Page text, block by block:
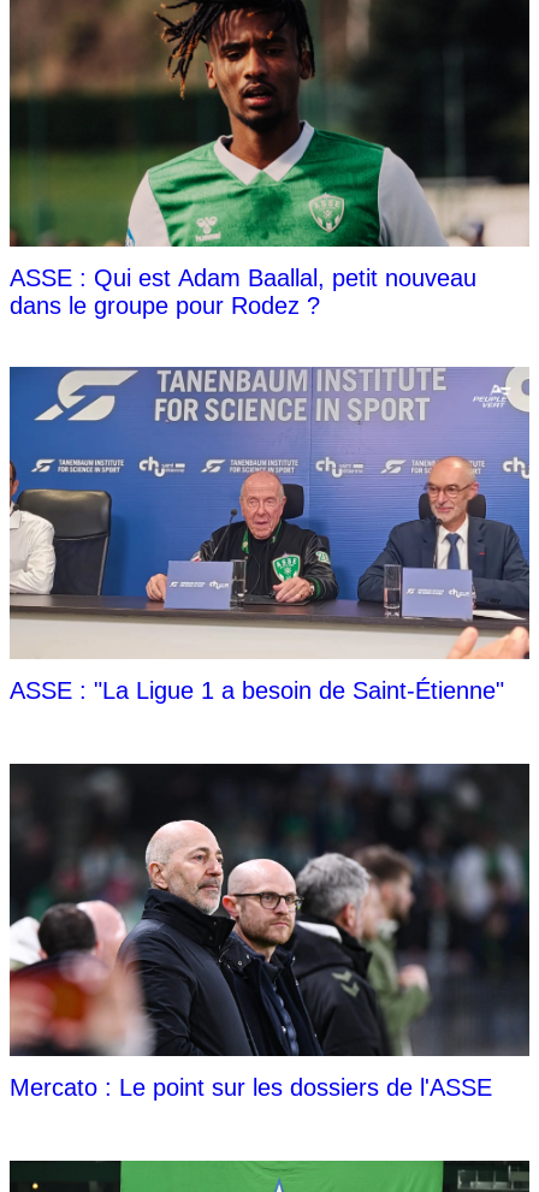
ASSE : Qui est Adam Baallal, petit nouveau
dans le groupe pour Rodez ?
ASSE : "La Ligue 1 a besoin de Saint-Étienne"
Mercato : Le point sur les dossiers de l'ASSE